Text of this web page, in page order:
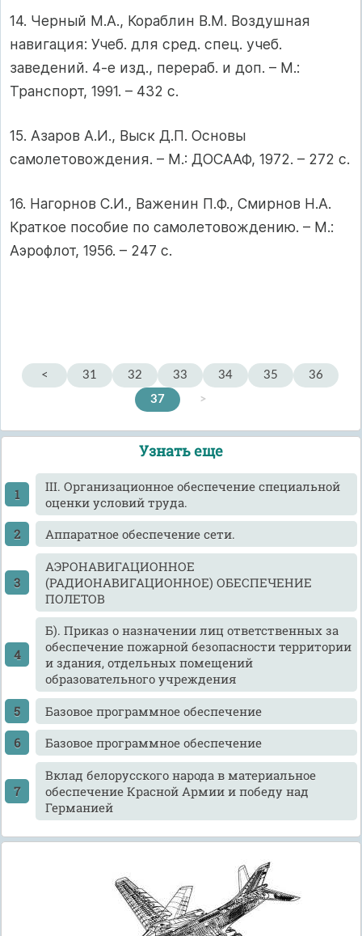
14. Черный М.А., Кораблин В.М. Воздушная
навигация: Учеб. для сред. спец. учеб.
заведений. 4-е изд., перераб. и доп. – М.:
Транспорт, 1991. – 432 с.
15. Азаров А.И., Выск Д.П. Основы
самолетовождения. – М.: ДОСААФ, 1972. – 272 с.
16. Нагорнов С.И., Важенин П.Ф., Смирнов Н.А.
Краткое пособие по самолетовождению. – М.:
Аэрофлот, 1956. – 247 с.
< 31 32 33 34 35
36
37
>
Узнать еще
III. Организационное обеспечение специальной
оценки условий труда.
Аппаратное обеспечение сети.
АЭРОНАВИГАЦИОННОЕ
(РАДИОНАВИГАЦИОННОЕ) ОБЕСПЕЧЕНИЕ
ПОЛЕТОВ
Б). Приказ о назначении лиц ответственных за
обеспечение пожарной безопасности территории
и здания, отдельных помещений
образовательного учреждения
Базовое программное обеспечение
Базовое программное обеспечение
Вклад белорусского народа в материальное
обеспечение Красной Армии и победу над
Германией